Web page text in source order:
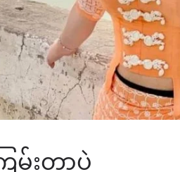
မ်းတာပဲ